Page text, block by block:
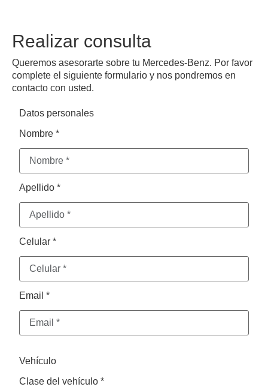
Realizar consulta
Queremos asesorarte sobre tu Mercedes-Benz. Por favor
complete el siguiente formulario y nos pondremos en
contacto con usted.
Datos personales
Nombre *
Apellido *
Celular *
Email *
Vehículo
Clase del vehículo *